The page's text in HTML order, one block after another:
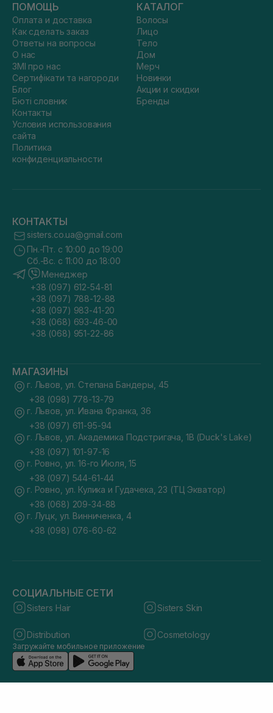
ПОМОЩЬ
Оплата и доставка
Как сделать заказ
Ответы на вопросы
О нас
ЗМІ про нас
Сертифікати та нагороди
Блог
Бюті словник
Контакты
Условия использования
сайта
Политика
конфиденциальности
КАТАЛОГ
Волосы
Лицо
Тело
Дом
Мерч
Новинки
Акции и скидки
Бренды
КОНТАКТЫ
sisters.co.ua@gmail.com
Пн.-Пт. с 10:00 до 19:00
Сб.-Вс. с 11:00 до 18:00
Менеджер
+38 (097) 612-54-81
+38 (097) 788-12-88
+38 (097) 983-41-20
+38 (068) 693-46-00
+38 (068) 951-22-86
МАГАЗИНЫ
г. Львов, ул. Степана Бандеры, 45
+38 (098) 778-13-79
г. Львов, ул. Ивана Франка, 36
+38 (097) 611-95-94
г. Львов, ул. Академика Подстригача, 1В (Duck's Lake)
+38 (097) 101-97-16
г. Ровно, ул. 16-го Июля, 15
+38 (097) 544-61-44
г. Ровно, ул. Кулика и Гудачека, 23 (ТЦ Экватор)
+38 (068) 209-34-88
г. Луцк, ул. Винниченка, 4
+38 (098) 076-60-62
СОЦИАЛЬНЫЕ СЕТИ
Sisters Hair Sisters Skin
Distribution Cosmetology
Загружайте мобильное приложение